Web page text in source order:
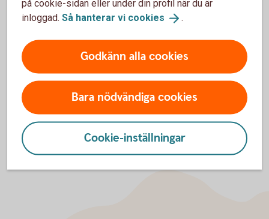
1338652109
Ansök
Blankett för utbetalning (pdf)
på cookie-sidan eller under din profil när du är
inloggad. Så hanterar vi cookies .
Godkänn alla cookies
Bara nödvändiga cookies
Cookie-inställningar